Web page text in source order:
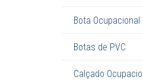
Bota Ocupacional
Botas de PVC
Calçado